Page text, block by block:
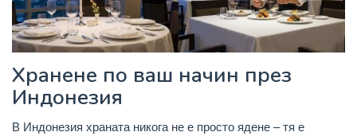
Хранене по ваш начин през
Индонезия
В Индонезия храната никога не е просто ядене – тя е